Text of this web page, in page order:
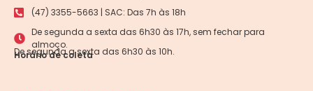
(47) 3355-5663 | SAC: Das 7h às 18h
De segunda a sexta das 6h30 às 17h, sem fechar para
almoço.
Horário de coleta
De segunda a sexta das 6h30 às 10h.